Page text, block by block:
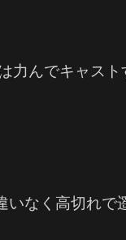
力んでキャス
なく高切れで